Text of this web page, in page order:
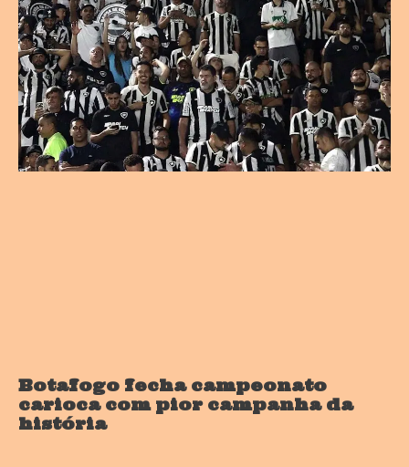
Botafogo fecha campeonato
carioca com pior campanha da
história